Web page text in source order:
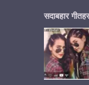
सदाबहार